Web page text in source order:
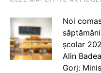
Noi
școlar
Alin
Gorj: